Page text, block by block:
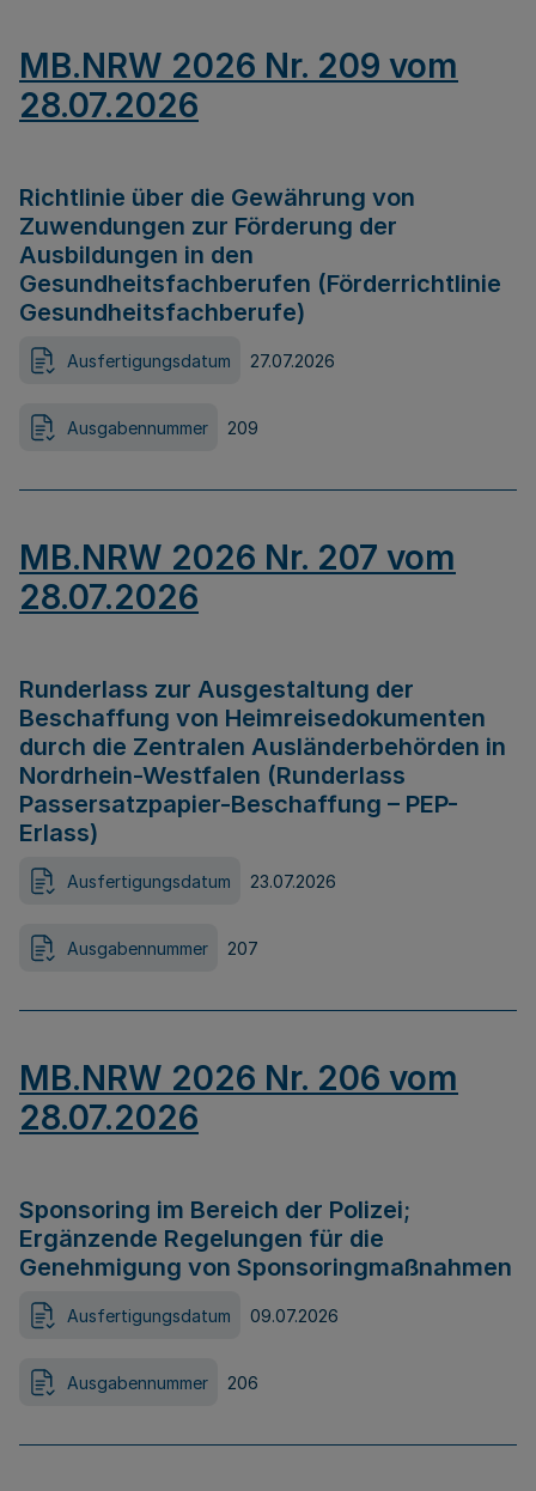
MB.NRW 2026 Nr. 209 vom
28.07.2026
Richtlinie über die Gewährung von
Zuwendungen zur Förderung der
Ausbildungen in den
Gesundheitsfachberufen (Förderrichtlinie
Gesundheitsfachberufe)
Ausfertigungsdatum 27.07.2026
Ausgabennummer 209
MB.NRW 2026 Nr. 207 vom
28.07.2026
Runderlass zur Ausgestaltung der
Beschaffung von Heimreisedokumenten
durch die Zentralen Ausländerbehörden in
Nordrhein-Westfalen (Runderlass
Passersatzpapier-Beschaffung – PEP-
Erlass)
Ausfertigungsdatum 23.07.2026
Ausgabennummer 207
MB.NRW 2026 Nr. 206 vom
28.07.2026
Sponsoring im Bereich der Polizei;
Ergänzende Regelungen für die
Genehmigung von Sponsoringmaßnahmen
Ausfertigungsdatum 09.07.2026
Ausgabennummer 206